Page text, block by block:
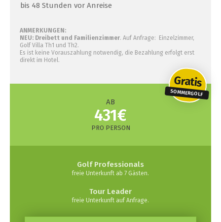
bis 48 Stunden vor Anreise
ANMERKUNGEN:
NEU: Dreibett und Familienzimmer. Auf Anfrage: Einzelzimmer,
Golf Villa Th1 und Th2.
Es ist keine Vorauszahlung notwendig, die Bezahlung erfolgt erst
direkt im Hotel.
AB
431€
PRO PERSON
Gratis
SOMMERGOLF
Golf Professionals
freie Unterkunft ab 7 Gästen.
Tour Leader
freie Unterkunft auf Anfrage.